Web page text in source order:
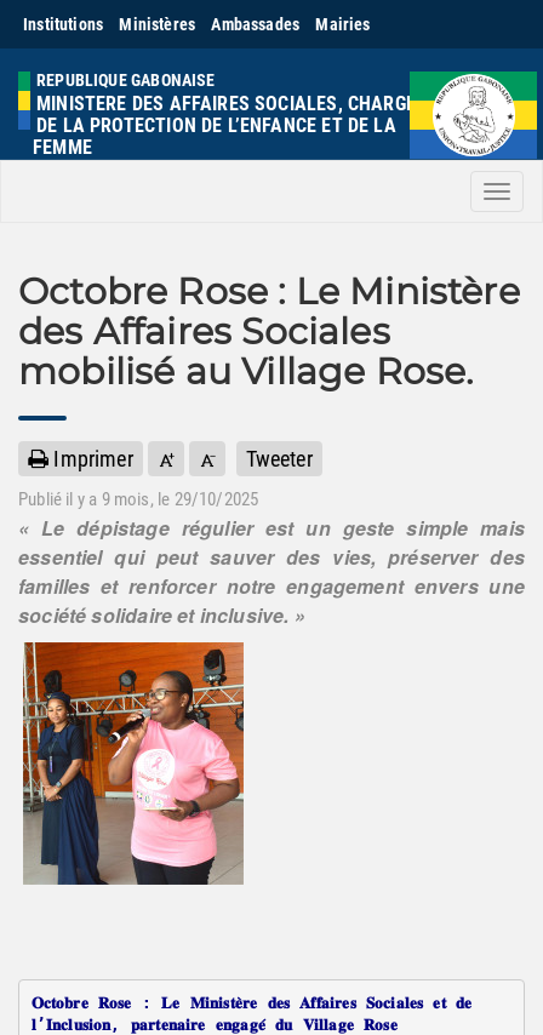
Institutions Ministères Ambassades Mairies
REPUBLIQUE GABONAISE
MINISTERE DES AFFAIRES SOCIALES, CHARGE
DE LA PROTECTION DE L’ENFANCE ET DE LA
FEMME
Menu
Octobre Rose : Le Ministère
des Affaires Sociales
mobilisé au Village Rose.
Imprimer Tweeter
Publié il y a 9 mois, le 29/10/2025
« Le dépistage régulier est un geste simple mais
essentiel qui peut sauver des vies, préserver des
familles et renforcer notre engagement envers une
société solidaire et inclusive. »
𝐎𝐜𝐭𝐨𝐛𝐫𝐞 𝐑𝐨𝐬𝐞 : 𝐋𝐞 𝐌𝐢𝐧𝐢𝐬𝐭𝐞̀𝐫𝐞 𝐝𝐞𝐬 𝐀𝐟𝐟𝐚𝐢𝐫𝐞𝐬 𝐒𝐨𝐜𝐢𝐚𝐥𝐞𝐬 𝐞𝐭 𝐝𝐞
𝐥’𝐈𝐧𝐜𝐥𝐮𝐬𝐢𝐨𝐧, 𝐩𝐚𝐫𝐭𝐞𝐧𝐚𝐢𝐫𝐞 𝐞𝐧𝐠𝐚𝐠𝐞́ 𝐝𝐮 𝐕𝐢𝐥𝐥𝐚𝐠𝐞 𝐑𝐨𝐬𝐞